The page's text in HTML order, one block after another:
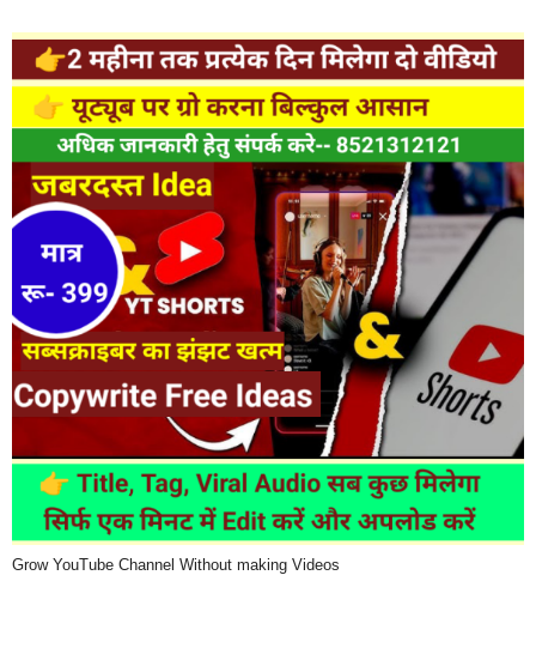
Grow YouTube Channel Without making Videos